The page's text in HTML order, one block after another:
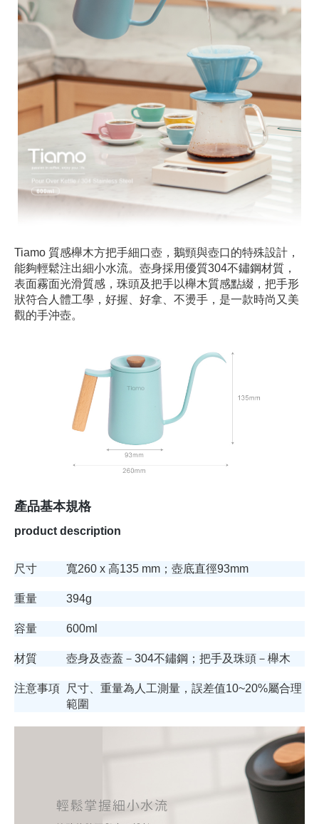
Tiamo 質感櫸木方把手細口壺，鵝頸與壺口的特殊設計，
能夠輕鬆注出細小水流。壺身採用優質304不鏽鋼材質，
表面霧面光滑質感，珠頭及把手以櫸木質感點綴，把手形
狀符合人體工學，好握、好拿、不燙手，是一款時尚又美
觀的手沖壺。
產品基本規格
product description
尺寸 寬260 x 高135 mm；壺底直徑93mm
重量 394g
容量 600ml
材質 壺身及壺蓋－304不鏽鋼；把手及珠頭－櫸木
注意事項
尺寸、重量為人工測量，誤差值10~20%屬合理
範圍